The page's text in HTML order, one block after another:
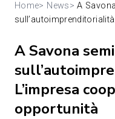
Home> News> A
sull’autoimprenditorialità.
A Savona
L’impresa
opportunità